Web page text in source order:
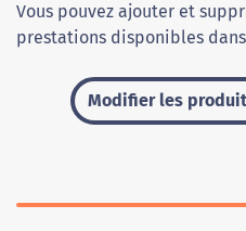
Vous pouvez ajouter et
prestations disponibles
Modifier les